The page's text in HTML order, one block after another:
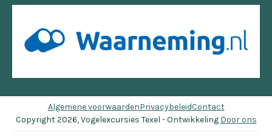
Algemene voorwaardenPrivacybeleidContact
Copyright 2026, Vogelexcursies Texel - Ontwikkeling Door ons